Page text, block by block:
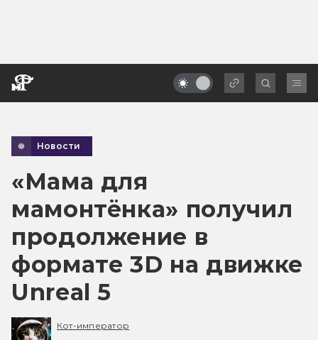
Новости
«Мама для
мамонтёнка» получил
продолжение в
формате 3D на движке
Unreal 5
Кот-император